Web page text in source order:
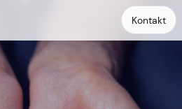
Kontakt